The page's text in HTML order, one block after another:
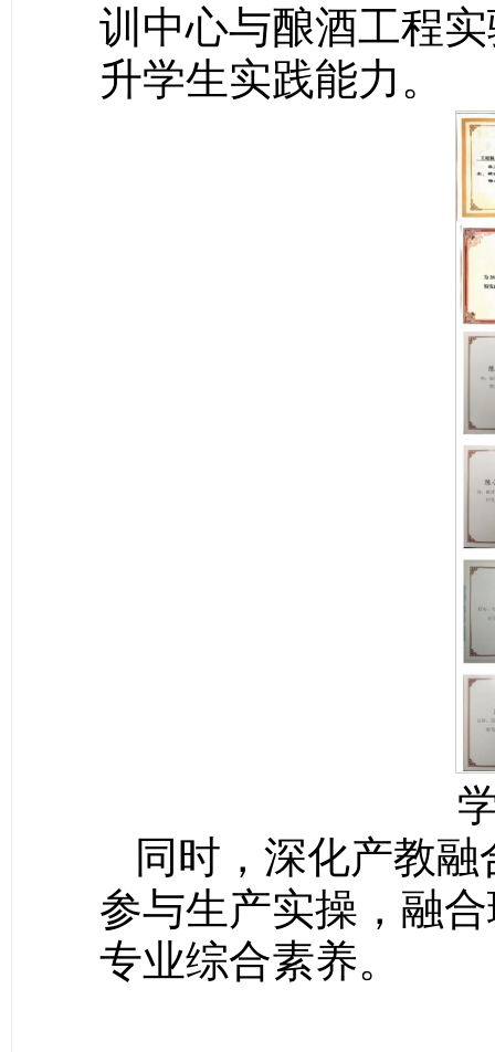
训中心与酿酒工程
升学生实践能力。
同时，深化产教
参与生产实操，融
专业综合素养。